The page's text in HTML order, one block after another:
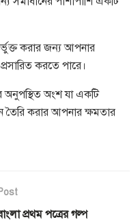
করার জন্য আপনার
করতে পারে।
অনুপস্থিত অংশ যা একটি
তৈরি করার আপনার ক্ষমতার
প্রথম পত্রের গল্প